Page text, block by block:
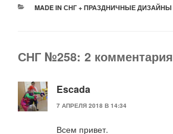
РУБРИКИ
MADE IN СНГ + ПРАЗДНИЧНЫЕ ДИЗАЙНЫ
СНГ №258: 2 комментария
Escada
7 АПРЕЛЯ 2018 В 14:34
Всем привет.